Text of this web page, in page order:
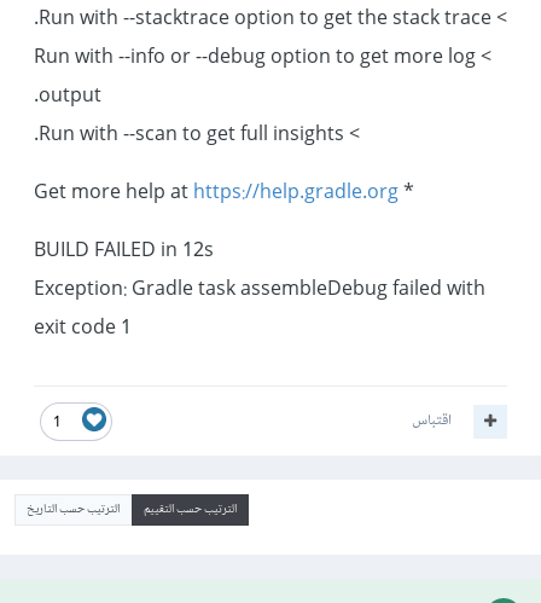
> Run with --stacktrace option to get the stack trace.
> Run with --info or --debug option to get more log
output.
> Run with --scan to get full insights.
* Get more help at
https://help.gradle.org
BUILD FAILED in 12s
Exception: Gradle task assembleDebug failed with
exit code 1
1 اقتباس
الترتيب حسب التقييم الترتيب حسب التاريخ